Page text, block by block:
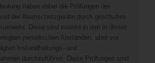
haben dabei die Prüfungen der
der Atemschutzgeräte durch geschultes
Diese sind sowohl in den in dieser
periodischen Abständen, aber vor
Instandhaltungs- und
durchzuführen. Diese Prüfungen sind